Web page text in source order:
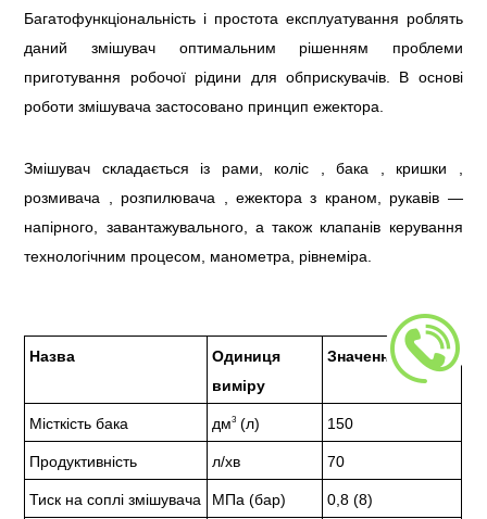
Багатофункціональність і простота експлуатування роблять
даний змішувач оптимальним рішенням проблеми
приготування робочої рідини для обприскувачів. В основі
роботи змішувача застосовано принцип ежектора.
Змішувач складається із рами, коліс , бака , кришки ,
розмивача , розпилювача , ежектора з краном, рукавів —
напірного, завантажувального, а також клапанів керування
технологічним процесом, манометра, рівнеміра.
Назва
Одиниця
виміру
Значення
Місткість бака дм3 (л) 150
Продуктивність л/хв 70
Тиск на соплі змішувача МПа (бар) 0,8 (8)